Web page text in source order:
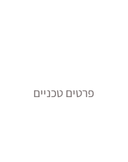
פרטים טכניים